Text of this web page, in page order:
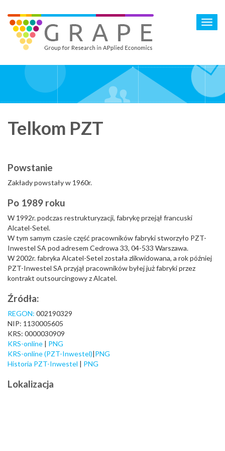
main
content
Telkom PZT
Powstanie
Zakłady powstały w 1960r.
Po 1989 roku
W 1992r. podczas restrukturyzacji, fabrykę przejął francuski
Alcatel-Setel.
W tym samym czasie część pracowników fabryki stworzyło PZT-
Inwestel SA pod adresem Cedrowa 33, 04-533 Warszawa.
W 2002r. fabryka Alcatel-Setel została zlikwidowana, a rok później
PZT-Inwestel SA przyjął pracowników byłej już fabryki przez
kontrakt outsourcingowy z Alcatel.
Źródła:
REGON: 002190329
NIP: 1130005605
KRS: 0000030909
KRS-online | PNG
KRS-online (PZT-Inwestel)|PNG
Historia PZT-Inwestel | PNG
Lokalizacja